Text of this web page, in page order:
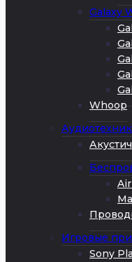
Galaxy
Whoop
Игровые
Sony